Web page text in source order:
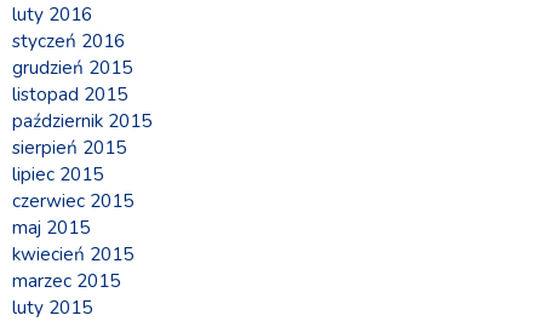
luty 2016
styczeń 2016
grudzień 2015
listopad 2015
październik 2015
sierpień 2015
lipiec 2015
czerwiec 2015
maj 2015
kwiecień 2015
marzec 2015
luty 2015